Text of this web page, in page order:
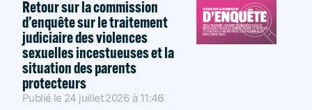
Retour sur la commission
d’enquête sur le traitement
judiciaire des violences
sexuelles incestueuses et la
situation des parents
protecteurs
Publié le 24 juillet 2026 à 11:46